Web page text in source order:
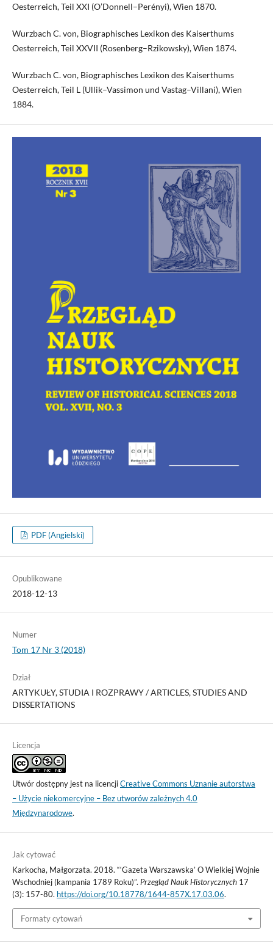
Oesterreich, Teil XXI (O’Donnell–Perényi), Wien 1870.
Wurzbach C. von, Biographisches Lexikon des Kaiserthums
Oesterreich, Teil XXVII (Rosenberg–Rzikowsky), Wien 1874.
Wurzbach C. von, Biographisches Lexikon des Kaiserthums
Oesterreich, Teil L (Ullik–Vassimon und Vastag–Villani), Wien
1884.
PDF (Angielski)
Opublikowane
2018-12-13
Numer
Tom 17 Nr 3 (2018)
Dział
ARTYKUŁY, STUDIA I ROZPRAWY / ARTICLES, STUDIES AND
DISSERTATIONS
Licencja
Utwór dostępny jest na licencjiCreative Commons Uznanie autorstwa
– Użycie niekomercyjne – Bez utworów zależnych 4.0
Międzynarodowe.
Jak cytować
Karkocha, Małgorzata. 2018. “‘Gazeta Warszawska’ O Wielkiej Wojnie
Wschodniej (kampania 1789 Roku)”. Przegląd Nauk Historycznych17
(3): 157-80. https://doi.org/10.18778/1644-857X.17.03.06.
Formaty cytowań